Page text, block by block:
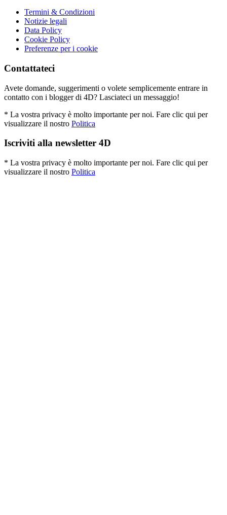
Termini & Condizioni
Notizie legali
Data Policy
Cookie Policy
Preferenze per i cookie
Contattateci
Avete domande, suggerimenti o volete semplicemente entrare in
contatto con i blogger di 4D? Lasciateci un messaggio!
* La vostra privacy è molto importante per noi. Fare clic qui per
visualizzare il nostro Politica
Iscriviti alla newsletter 4D
* La vostra privacy è molto importante per noi. Fare clic qui per
visualizzare il nostro Politica